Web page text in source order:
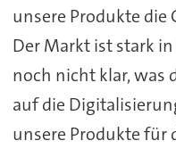
unsere Produkte die
Der Markt ist stark
noch nicht klar, was
auf die
unsere Produkte für